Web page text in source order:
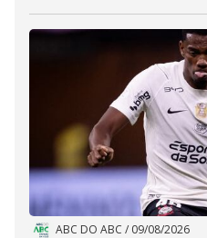
ABC DO ABC / 09/08/2026